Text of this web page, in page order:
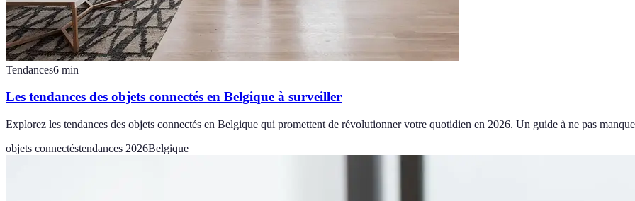
Tendances6 min
Les tendances des objets connectés en Belgique à surveiller
Explorez les tendances des objets connectés en Belgique qui promettent de révolutionner votre quotidien en 2026. Un guide à ne pas
objets connectéstendances 2026Belgique